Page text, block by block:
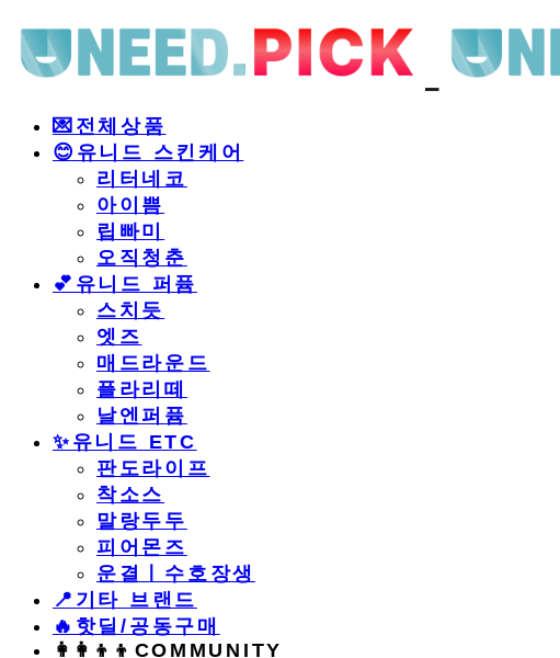
💌전체상품
😊유니드 스킨케어
리터네코
아이쁨
립빠미
오직청춘
💕유니드 퍼퓸
스치듯
엣즈
매드라운드
플라리떼
날엔퍼퓸
​✨유니드 ETC
판도라이프
착소스
말랑두두
피어몬즈
운결ㅣ수호장생
📍기타 브랜드
🔥핫딜/공동구매
👩‍👩‍👦‍👦COMMUNITY